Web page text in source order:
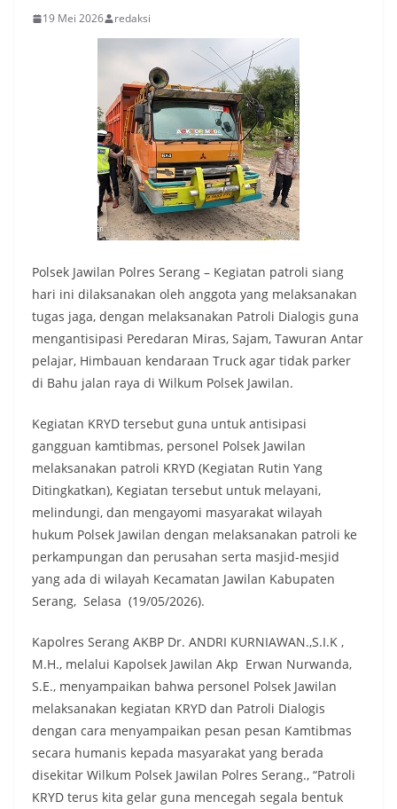
19 Mei 2026 redaksi
Polsek Jawilan Polres Serang – Kegiatan patroli siang
hari ini dilaksanakan oleh anggota yang melaksanakan
tugas jaga, dengan melaksanakan Patroli Dialogis guna
mengantisipasi Peredaran Miras, Sajam, Tawuran Antar
pelajar, Himbauan kendaraan Truck agar tidak parker
di Bahu jalan raya di Wilkum Polsek Jawilan.
Kegiatan KRYD tersebut guna untuk antisipasi
gangguan kamtibmas, personel Polsek Jawilan
melaksanakan patroli KRYD (Kegiatan Rutin Yang
Ditingkatkan), Kegiatan tersebut untuk melayani,
melindungi, dan mengayomi masyarakat wilayah
hukum Polsek Jawilan dengan melaksanakan patroli ke
perkampungan dan perusahan serta masjid-mesjid
yang ada di wilayah Kecamatan Jawilan Kabupaten
Serang, Selasa (19/05/2026).
Kapolres Serang AKBP Dr. ANDRI KURNIAWAN.,S.I.K ,
M.H., melalui Kapolsek Jawilan Akp Erwan Nurwanda,
S.E., menyampaikan bahwa personel Polsek Jawilan
melaksanakan kegiatan KRYD dan Patroli Dialogis
dengan cara menyampaikan pesan pesan Kamtibmas
secara humanis kepada masyarakat yang berada
disekitar Wilkum Polsek Jawilan Polres Serang., “Patroli
KRYD terus kita gelar guna mencegah segala bentuk